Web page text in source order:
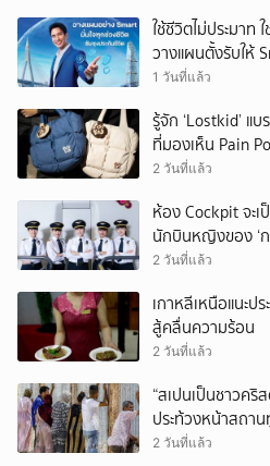
ใช้ชีวิตไม่ประมาท
วางแผนตั้งรับให้
1 วันที่แล้ว
รู้จัก ‘Lostkid’ แ
ที่มองเห็น Pain
2 วันที่แล้ว
ห้อง Cockpit จะ
นักบินหญิงของ ‘
บินไปทั่วโลก
2 วันที่แล้ว
เกาหลีเหนือแนะป
สู้คลื่นความร้อน
2 วันที่แล้ว
“สเปนเป็นชาวคริ
ประท้วงหน้าสถา
เมืองเซวตาออกนอ
2 วันที่แล้ว